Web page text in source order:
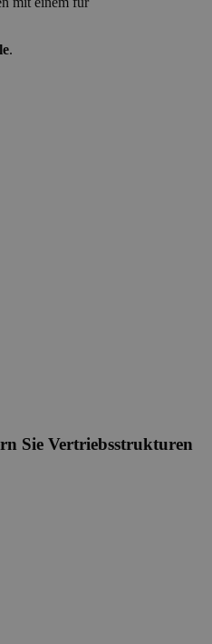
.
Sie Vertriebsstrukturen